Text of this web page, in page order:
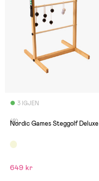
3 IGJEN
(0)
Nordic Games Steggolf Deluxe
649 kr